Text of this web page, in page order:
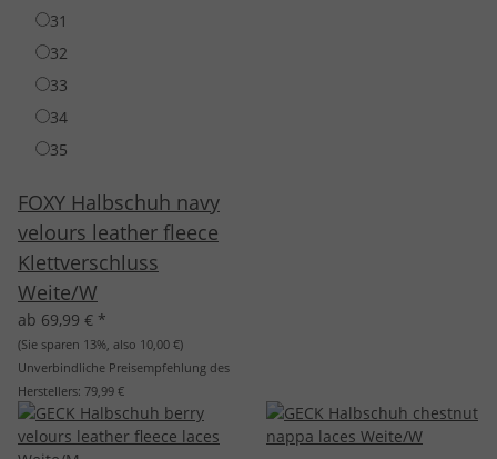
31
32
33
34
35
FOXY Halbschuh navy
velours leather fleece
Klettverschluss
Weite/W
ab 69,99 € *
(Sie sparen 13%, also 10,00 €)
Unverbindliche Preisempfehlung des
Herstellers: 79,99 €